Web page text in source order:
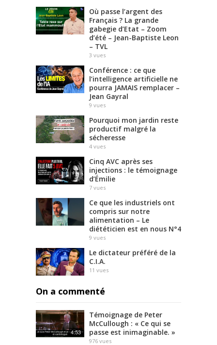
Où passe l’argent des
Français ? La grande
gabegie d’Etat – Zoom
d’été – Jean-Baptiste Leon
– TVL
3 vues
Conférence : ce que
l’intelligence artificielle ne
pourra JAMAIS remplacer –
Jean Gayral
9 vues
Pourquoi mon jardin reste
productif malgré la
sécheresse
4 vues
Cinq AVC après ses
injections : le témoignage
d’Émilie
7 vues
Ce que les industriels ont
compris sur notre
alimentation – Le
diététicien est en nous N°4
9 vues
Le dictateur préféré de la
C.I.A.
11 vues
On a commenté
4:53
Témoignage de Peter
McCullough : « Ce qui se
passe est inimaginable. »
976 vues